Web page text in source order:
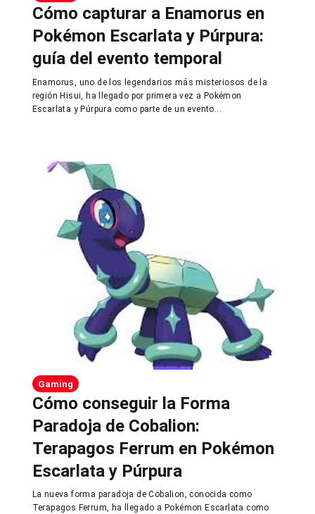
Cómo capturar a Enamorus en
Pokémon Escarlata y Púrpura:
guía del evento temporal
Enamorus, uno de los legendarios más misteriosos de la
región Hisui, ha llegado por primera vez a Pokémon
Escarlata y Púrpura como parte de un evento...
Gaming
Cómo conseguir la Forma
Paradoja de Cobalion:
Terapagos Ferrum en Pokémon
Escarlata y Púrpura
La nueva forma paradoja de Cobalion, conocida como
Terapagos Ferrum, ha llegado a Pokémon Escarlata como